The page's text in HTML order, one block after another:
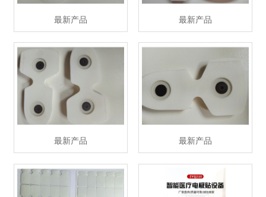
最新产品 最新产品
最新产品 最新产品